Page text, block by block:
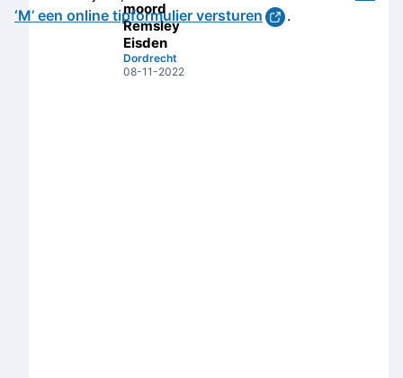
moord
Remsley
Eisden
Dordrecht
08-11-2022
‘M’ een online tipformulier versturen
.